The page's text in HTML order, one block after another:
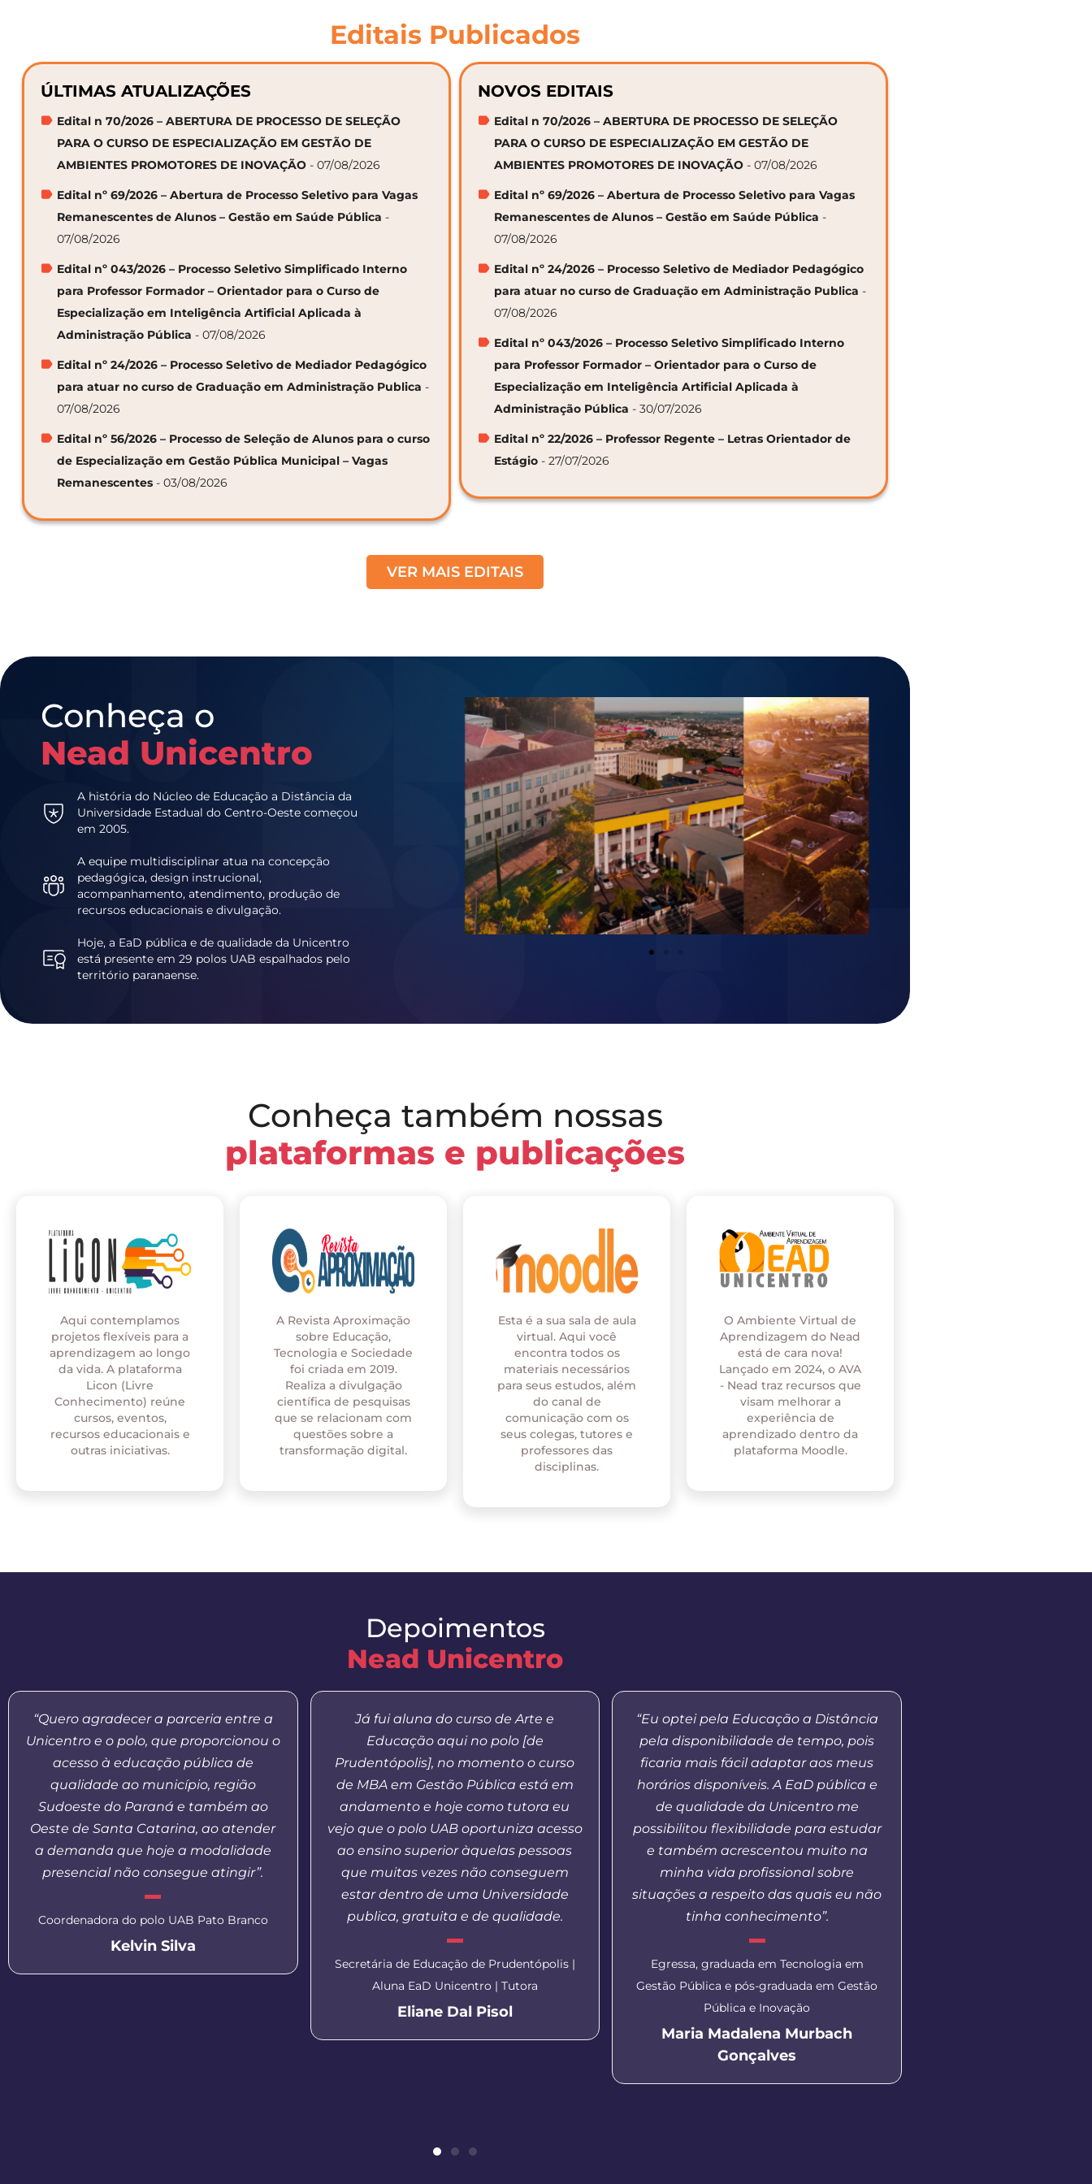
Editais Publicados
ÚLTIMAS ATUALIZAÇÕES
Edital n 70/2026 – ABERTURA DE PROCESSO DE SELEÇÃO
PARA O CURSO DE ESPECIALIZAÇÃO EM GESTÃO DE
AMBIENTES PROMOTORES DE INOVAÇÃO - 07/08/2026
Edital nº 69/2026 – Abertura de Processo Seletivo para Vagas
Remanescentes de Alunos – Gestão em Saúde Pública -
07/08/2026
Edital nº 043/2026 – Processo Seletivo Simplificado Interno
para Professor Formador – Orientador para o Curso de
Especialização em Inteligência Artificial Aplicada à
Administração Pública - 07/08/2026
Edital nº 24/2026 – Processo Seletivo de Mediador Pedagógico
para atuar no curso de Graduação em Administração Publica -
07/08/2026
Edital nº 56/2026 – Processo de Seleção de Alunos para o curso
de Especialização em Gestão Pública Municipal – Vagas
Remanescentes - 03/08/2026
NOVOS EDITAIS
Edital n 70/2026 – ABERTURA DE PROCESSO DE SELEÇÃO
PARA O CURSO DE ESPECIALIZAÇÃO EM GESTÃO DE
AMBIENTES PROMOTORES DE INOVAÇÃO - 07/08/2026
Edital nº 69/2026 – Abertura de Processo Seletivo para Vagas
Remanescentes de Alunos – Gestão em Saúde Pública -
07/08/2026
Edital nº 24/2026 – Processo Seletivo de Mediador Pedagógico
para atuar no curso de Graduação em Administração Publica -
07/08/2026
Edital nº 043/2026 – Processo Seletivo Simplificado Interno
para Professor Formador – Orientador para o Curso de
Especialização em Inteligência Artificial Aplicada à
Administração Pública - 30/07/2026
Edital nº 22/2026 – Professor Regente – Letras Orientador de
Estágio - 27/07/2026
VER MAIS EDITAIS
Conheça o
Nead Unicentro
A história do Núcleo de Educação a Distância da
Universidade Estadual do Centro-Oeste começou
em 2005.
A equipe multidisciplinar atua na concepção
pedagógica, design instrucional,
acompanhamento, atendimento, produção de
recursos educacionais e divulgação.
Hoje, a EaD pública e de qualidade da Unicentro
está presente em 29 polos UAB espalhados pelo
território paranaense.
Conheça também nossas
plataformas e publicações
Aqui contemplamos
projetos flexíveis para a
aprendizagem ao longo
da vida. A plataforma
Licon (Livre
Conhecimento) reúne
cursos, eventos,
recursos educacionais e
outras iniciativas.
A Revista Aproximação
sobre Educação,
Tecnologia e Sociedade
foi criada em 2019.
Realiza a divulgação
científica de pesquisas
que se relacionam com
questões sobre a
transformação digital.
Esta é a sua sala de aula
virtual. Aqui você
encontra todos os
materiais necessários
para seus estudos, além
do canal de
comunicação com os
seus colegas, tutores e
professores das
disciplinas.
O Ambiente Virtual de
Aprendizagem do Nead
está de cara nova!
Lançado em 2024, o AVA
- Nead traz recursos que
visam melhorar a
experiência de
aprendizado dentro da
plataforma Moodle.
Depoimentos
Nead Unicentro
“Quero agradecer a parceria entre a
Unicentro e o polo, que proporcionou o
acesso à educação pública de
qualidade ao município, região
Sudoeste do Paraná e também ao
Oeste de Santa Catarina, ao atender
a demanda que hoje a modalidade
presencial não consegue atingir”.
Coordenadora do polo UAB Pato Branco
Kelvin Silva
Já fui aluna do curso de Arte e
Educação aqui no polo [de
Prudentópolis], no momento o curso
de MBA em Gestão Pública está em
andamento e hoje como tutora eu
vejo que o polo UAB oportuniza acesso
ao ensino superior àquelas pessoas
que muitas vezes não conseguem
estar dentro de uma Universidade
publica, gratuita e de qualidade.
Secretária de Educação de Prudentópolis |
Aluna EaD Unicentro | Tutora
Eliane Dal Pisol
“Eu optei pela Educação a Distância
pela disponibilidade de tempo, pois
ficaria mais fácil adaptar aos meus
horários disponíveis. A EaD pública e
de qualidade da Unicentro me
possibilitou flexibilidade para estudar
e também acrescentou muito na
minha vida profissional sobre
situações a respeito das quais eu não
tinha conhecimento”.
Egressa, graduada em Tecnologia em
Gestão Pública e pós-graduada em Gestão
Pública e Inovação
Maria Madalena Murbach
Gonçalves